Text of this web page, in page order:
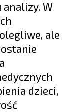
analizy. W
ale
dzieci,